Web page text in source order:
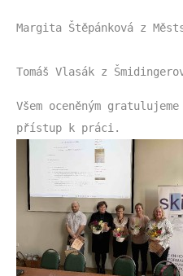
Margita Štěpánková z
Tomáš Vlasák z
Všem oceněným
přístup k práci.